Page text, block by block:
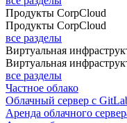
Продукты CorpCloud
Продукты CorpCloud
все разделы
Виртуальная
Виртуальная
все разделы
Частное облако
Облачный сервер с
Аренда облачного